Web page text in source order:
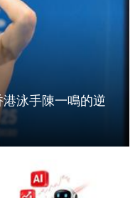
泳手陳一鳴的逆